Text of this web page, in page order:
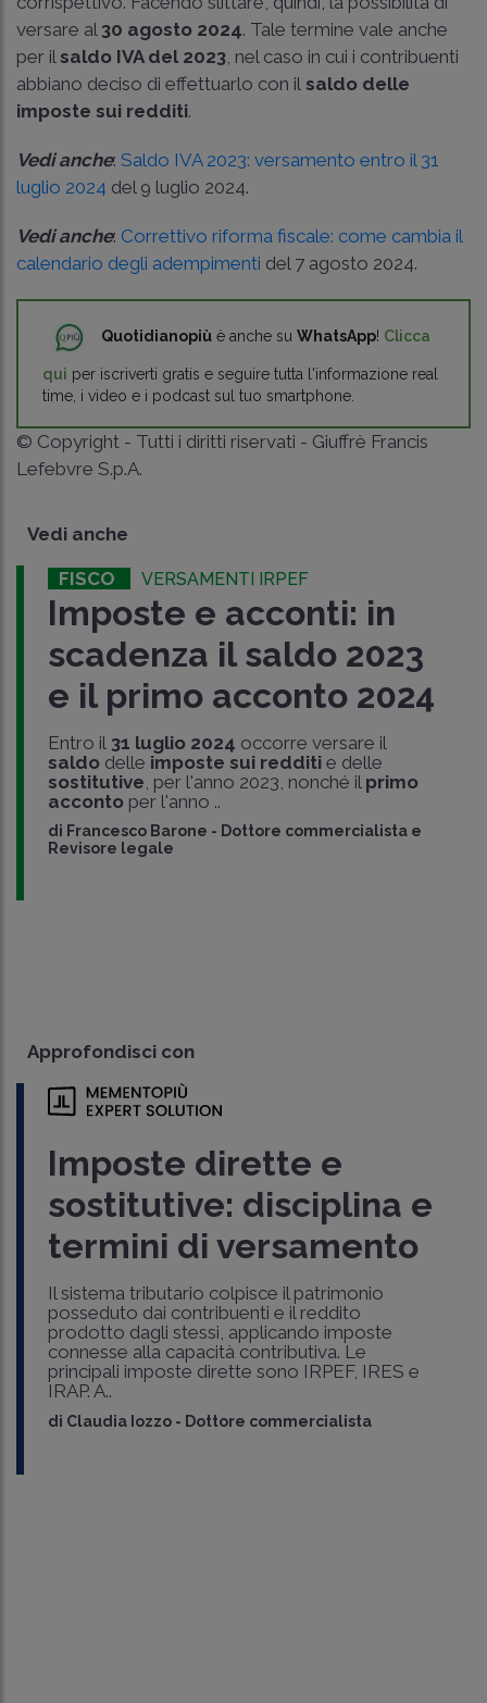
versare al 30 agosto 2024. Tale termine vale anche
per il saldo IVA del 2023, nel caso in cui i contribuenti
abbiano deciso di effettuarlo con il saldo delle
imposte sui redditi.
Vedi anche: Saldo IVA 2023: versamento entro il 31
luglio 2024 del 9 luglio 2024.
Vedi anche: Correttivo riforma fiscale: come cambia il
calendario degli adempimenti del 7 agosto 2024.
Quotidianopiù è anche su WhatsApp! Clicca
qui per iscriverti gratis e seguire tutta l'informazione real
time, i video e i podcast sul tuo smartphone.
© Copyright - Tutti i diritti riservati - Giuffrè Francis
Lefebvre S.p.A.
Vedi anche
FISCO VERSAMENTI IRPEF
Imposte e acconti: in
scadenza il saldo 2023
e il primo acconto 2024
Entro il31 luglio 2024 occorre versare il
saldodelle imposte sui redditie delle
sostitutive, per l'anno 2023, nonché il primo
accontoper l'anno ..
di Francesco Barone - Dottore commercialista e
Revisore legale
Approfondisci con
Imposte dirette e
sostitutive: disciplina e
termini di versamento
Il sistema tributario colpisce il patrimonio
posseduto dai contribuenti e il reddito
prodotto dagli stessi, applicando imposte
connesse alla capacità contributiva. Le
principali imposte dirette sono IRPEF, IRES e
IRAP. A..
di Claudia Iozzo - Dottore commercialista